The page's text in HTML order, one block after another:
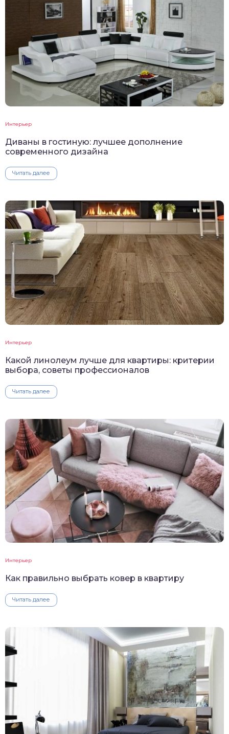
Интерьер
Диваны в гостиную: лучшее дополнение
современного дизайна
Читать далее
Интерьер
Какой линолеум лучше для квартиры: критерии
выбора, советы профессионалов
Читать далее
Интерьер
Как правильно выбрать ковер в квартиру
Читать далее